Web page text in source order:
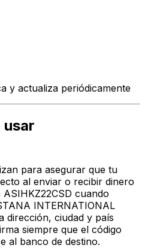
y actualiza periódicamente
usar
para asegurar que tu
al enviar o recibir dinero
cuando
INTERNATIONAL
dirección, ciudad y país
siempre que el código
al banco de destino.